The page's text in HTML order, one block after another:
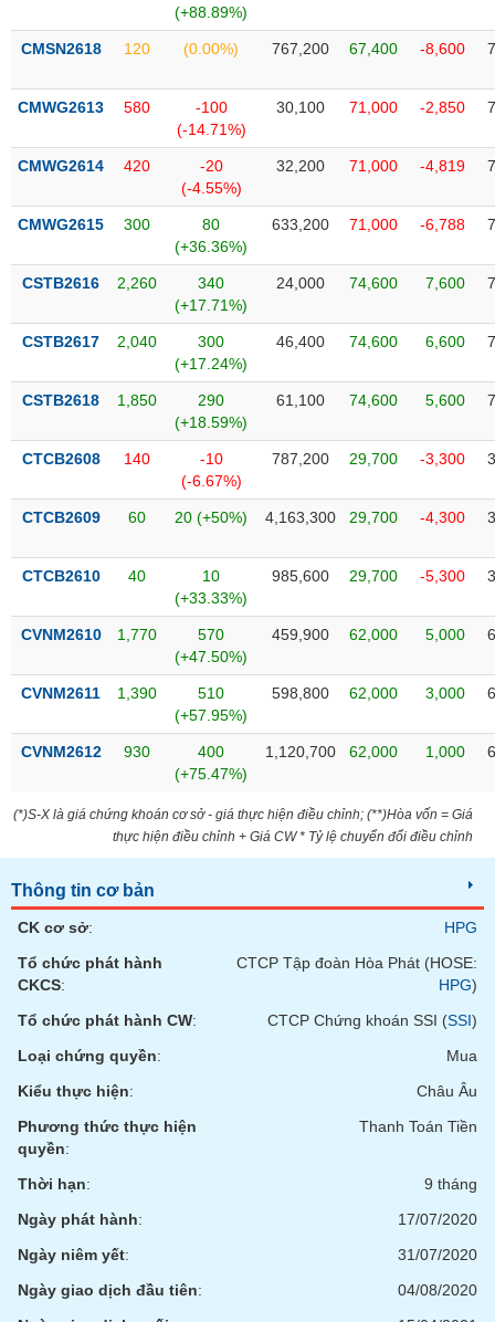
(+88.89%)
CMSN2618 120 (0.00%) 767,200 67,400 -8,600
CMWG2613 580
-100
(-14.71%)
30,100 71,000 -2,850
CMWG2614 420
-20
(-4.55%)
32,200 71,000 -4,819
CMWG2615 300
80
(+36.36%)
633,200 71,000 -6,788
CSTB2616 2,260
340
(+17.71%)
24,000 74,600 7,600
CSTB2617 2,040
300
(+17.24%)
46,400 74,600 6,600
CSTB2618 1,850
290
(+18.59%)
61,100 74,600 5,600
CTCB2608 140
-10
(-6.67%)
787,200 29,700 -3,300
CTCB2609 60 20 (+50%) 4,163,300 29,700 -4,300
CTCB2610 40
10
(+33.33%)
985,600 29,700 -5,300
CVNM2610 1,770
570
(+47.50%)
459,900 62,000 5,000
CVNM2611 1,390
510
(+57.95%)
598,800 62,000 3,000
CVNM2612 930
400
(+75.47%)
1,120,700 62,000 1,000
(*)S-X là giá chứng khoán cơ sở - giá thực hiện điều chỉnh; (**)Hòa vốn = Giá
thực hiện điều chỉnh + Giá CW * Tỷ lệ chuyển đổi điều chỉnh
Thông tin cơ bản
CK cơ sở:
HPG
Tổ chức phát hành
CKCS:
CTCP Tập đoàn Hòa Phát (HOSE:
HPG)
Tổ chức phát hành CW: CTCP Chứng khoán SSI (SSI)
Loại chứng quyền:
Mua
Kiểu thực hiện:
Châu Âu
Phương thức thực hiện
quyền:
Thanh Toán Tiền
Thời hạn:
9 tháng
Ngày phát hành:
17/07/2020
Ngày niêm yết:
31/07/2020
Ngày giao dịch đầu tiên:
04/08/2020
Dịch
(-)
Đào
Sách
chính
Công
cụ
Truyền
thông
chính
liệu